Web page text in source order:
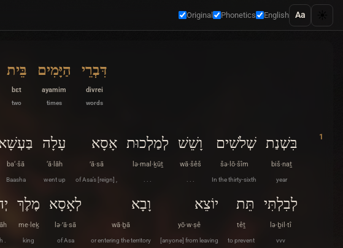
Original Phonetics English Aa
דִּבְרֵי
divrei
words
הַיָּמִים
ayamim
times
בֵּית
bɛt
two
1 בִּשְׁנַת
biš·naṯ
year
שְׁלֹשִׁים
šə·lō·šîm
In the thirty-sixth
וָשֵׁשׁ
wā·šêš
. . .
לְמַלְכוּת
lə·mal·ḵūṯ
. . .
אָסָא
’ā·sā
of Asa’s [reign] ,
עָלָה
‘ā·lāh
went up
ba‘·šā
Baasha
לְבִלְתִּי
lə·ḇil·tî
vvv
תֵּת
têṯ
to prevent
יוֹצֵא
yō·w·ṣê
[anyone] from leaving
וָבָא
wā·ḇā
or entering the territory
לְאָסָא
lə·’ā·sā
of Asa
מֶלֶךְ
me·leḵ
king
.